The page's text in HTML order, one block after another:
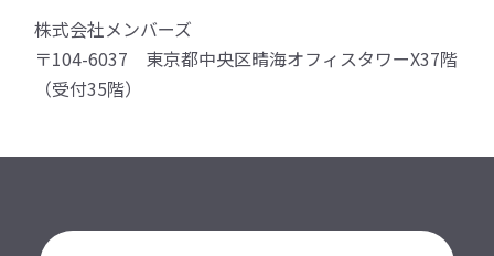
株式会社メンバーズ
〒104-6037 東京都中央区晴海オフィスタワーX37階
（受付35階）